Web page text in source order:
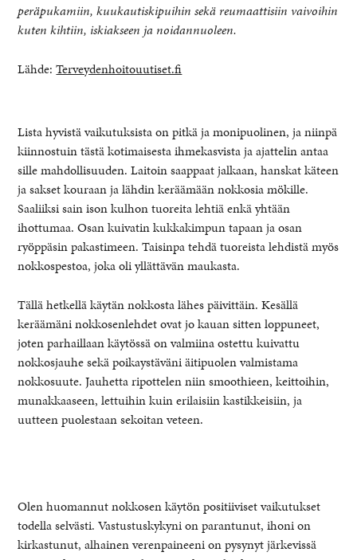
peräpukamiin, kuukautiskipuihin sekä reumaattisiin vaivoihin
kuten kihtiin, iskiakseen ja noidannuoleen.
Lähde:Terveydenhoitouutiset.fi
Lista hyvistä vaikutuksista on pitkä ja monipuolinen, ja niinpä
kiinnostuin tästä kotimaisesta ihmekasvista ja ajattelin antaa
sille mahdollisuuden. Laitoin saappaat jalkaan, hanskat käteen
ja sakset kouraan ja lähdin keräämään nokkosia mökille.
Saaliiksi sain ison kulhon tuoreita lehtiä enkä yhtään
ihottumaa. Osan kuivatin kukkakimpun tapaan ja osan
ryöppäsin pakastimeen. Taisinpa tehdä tuoreista lehdistä myös
nokkospestoa, joka oli yllättävän maukasta.
Tällä hetkellä käytän nokkosta lähes päivittäin. Kesällä
keräämäni nokkosenlehdet ovat jo kauan sitten loppuneet,
joten parhaillaan käytössä on valmiina ostettu kuivattu
nokkosjauhe sekä poikaystäväni äitipuolen valmistama
nokkosuute. Jauhetta ripottelen niin smoothieen, keittoihin,
munakkaaseen, lettuihin kuin erilaisiin kastikkeisiin, ja
uutteen puolestaan sekoitan veteen.
Olen huomannut nokkosen käytön positiiviset vaikutukset
todella selvästi. Vastustuskykyni on parantunut, ihoni on
kirkastunut, alhainen verenpaineeni on pysynyt järkevissä